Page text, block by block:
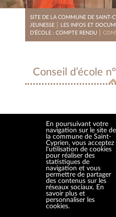
SITE DE LA COMMUNE DE SAINT-
JEUNESSE
LES INFOS ET
D’ÉCOLE : COMPTE RENDU
Conseil d’école
Conseil d'école n°1 2025-
HAUT CONTACT
MENTIONS LÉGALES
DONNÉES
En poursuivant votre
navigation sur le site de
la commune de Saint-
Cyprien, vous acceptez
l'utilisation de cookies
pour réaliser des
statistiques de
navigation et vous
permettre de partager
des contenus sur les
réseaux sociaux. En
savoir plus et
personnaliser les
cookies.